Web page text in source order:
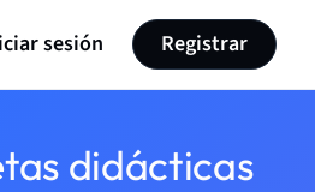
sesión Registrar
didácticas